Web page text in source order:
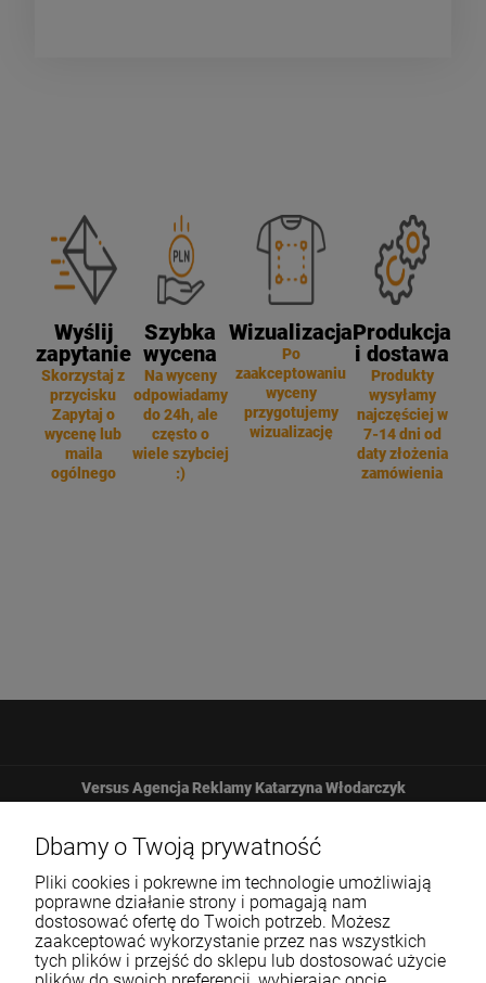
Wyślij
zapytanie
Skorzystaj z
przycisku
Zapytaj o
wycenę lub
maila
ogólnego
Szybka
wycena
Na wyceny
odpowiadamy
do 24h, ale
często o
wiele szybciej
:)
Wizualizacja
Po
zaakceptowaniu
wyceny
przygotujemy
wizualizację
Produkcja
i dostawa
Produkty
wysyłamy
najczęściej w
7-14 dni od
daty złożenia
zamówienia
Versus Agencja Reklamy Katarzyna Włodarczyk
Żbicka 161
32-065 Krzeszowice
12 307 25 82
Dbamy o Twoją prywatność
Pliki cookies i pokrewne im technologie umożliwiają
poprawne działanie strony i pomagają nam
dostosować ofertę do Twoich potrzeb. Możesz
zaakceptować wykorzystanie przez nas wszystkich
tych plików i przejść do sklepu lub dostosować użycie